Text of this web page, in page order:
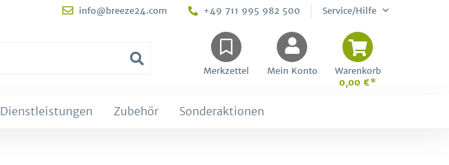
info@breeze24.com +49 711 995 982 500 Service/Hilfe
Merkzettel Mein Konto
Warenkorb
0,00 €*
Dienstleistungen Zubehör Sonderaktionen